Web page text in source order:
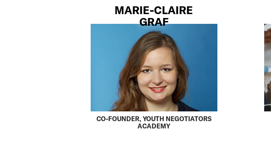
MARIE-CLAIRE
­GRAF
CO-FOUNDER, YOUTH NEGOTIATORS
ACADEMY